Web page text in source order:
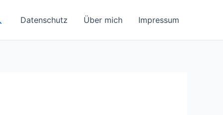
Datenschutz Über mich Impressum